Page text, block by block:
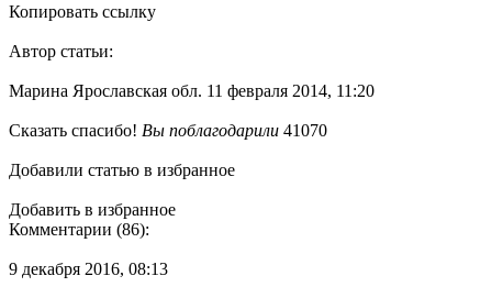
Копировать ссылку
Автор статьи:
Марина Ярославская обл. 11 февраля 2014, 11:20
Сказать спасибо! Вы поблагодарили 41070
Добавили статью в избранное
Добавить в избранное
Комментарии (86):
9 декабря 2016, 08:13